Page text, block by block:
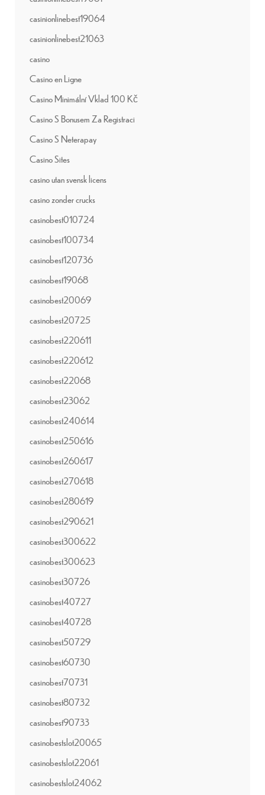
casinionlinebest19064
casinionlinebest21063
casino
Casino en Ligne
Casino Minimální Vklad 100 Kč
Casino S Bonusem Za Registraci
Casino S Neterapay
Casino Sites
casino utan svensk licens
casino zonder crucks
casinobest010724
casinobest100734
casinobest120736
casinobest19068
casinobest20069
casinobest20725
casinobest220611
casinobest220612
casinobest22068
casinobest23062
casinobest240614
casinobest250616
casinobest260617
casinobest270618
casinobest280619
casinobest290621
casinobest300622
casinobest300623
casinobest30726
casinobest40727
casinobest40728
casinobest50729
casinobest60730
casinobest70731
casinobest80732
casinobest90733
casinobestslot20065
casinobestslot22061
casinobestslot24062